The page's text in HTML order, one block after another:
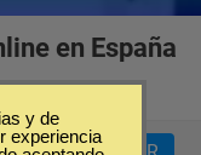
en España
y de
experiencia